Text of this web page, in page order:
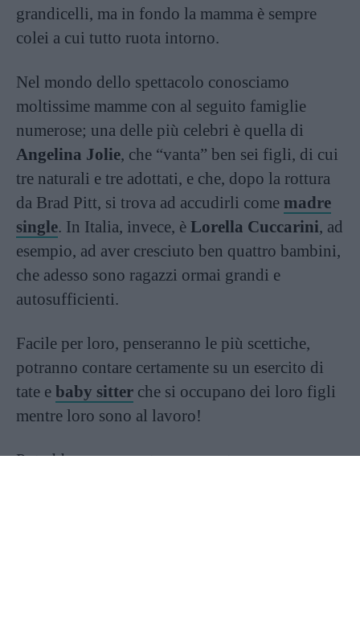
grandicelli, ma in fondo la mamma è sempre
colei a cui tutto ruota intorno.
Nel mondo dello spettacolo conosciamo
moltissime mamme con al seguito famiglie
numerose; una delle più celebri è quella di
Angelina Jolie, che “vanta” ben sei figli, di cui
tre naturali e tre adottati, e che, dopo la rottura
da Brad Pitt, si trova ad accudirli come madre
single. In Italia, invece, è Lorella Cuccarini, ad
esempio, ad aver cresciuto ben quattro bambini,
che adesso sono ragazzi ormai grandi e
autosufficienti.
Facile per loro, penseranno le più scettiche,
potranno contare certamente su un esercito di
tate e baby sitter che si occupano dei loro figli
mentre loro sono al lavoro!
Potrebbe essere, certo, ma queste mamme super